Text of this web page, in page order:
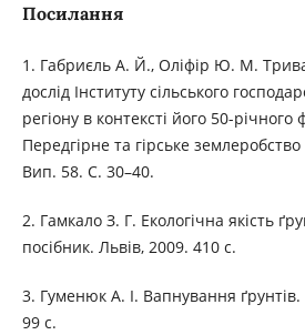
Посилання
1. Габриєль А. Й., Оліфір Ю. М.
дослід Інституту сільського
регіону в контексті його 50-річного
Передгірне та гірське
Вип. 58. С. 30–40.
2. Гамкало З. Г. Екологічна якість
посібник. Львів, 2009. 410 с.
3. Гуменюк А. І. Вапнування
99 с.